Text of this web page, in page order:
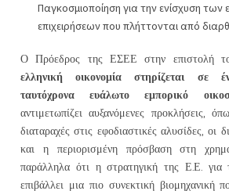
Παγκοσμιοποίηση για την ενίσχυση των
επιχειρήσεων που πλήττονται από
Ο Πρόεδρος της ΕΣΕΕ στην επιστολή
ελληνική οικονομία στηρίζεται σε
ταυτόχρονα ευάλωτο εμπορικό
αντιμετωπίζει αυξανόμενες προκλήσεις,
διαταραχές στις εφοδιαστικές αλυσίδες, οι
και η περιορισμένη πρόσβαση στη
παράλληλα ότι η στρατηγική της Ε.Ε. για
επιβάλλει μια πιο συνεκτική βιομηχανική